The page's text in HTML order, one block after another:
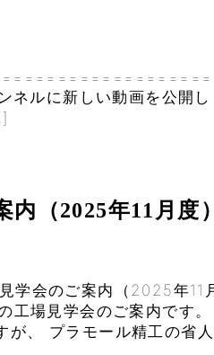
ネルに新しい動画を公開
内（2025年11月度
学会のご案内（2025年11
工場見学会のご案内です
が、 プラモール精工の省